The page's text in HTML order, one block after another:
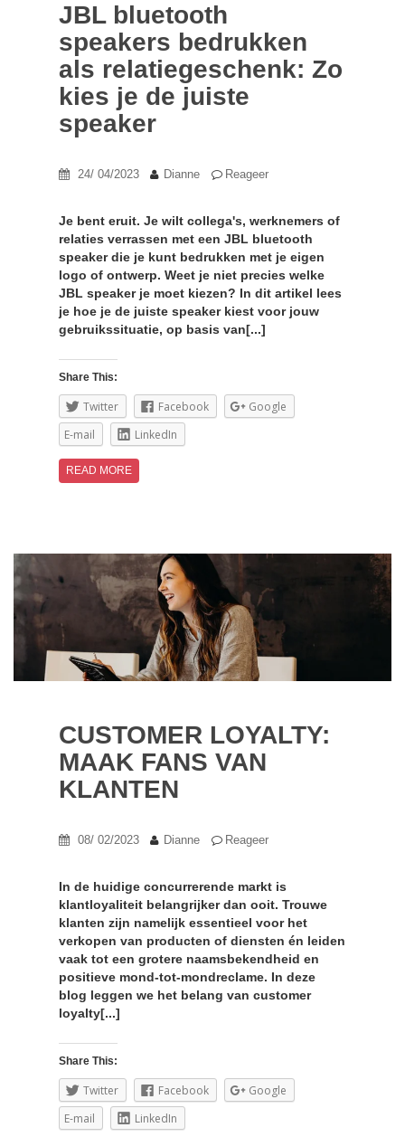
JBL bluetooth
speakers bedrukken
als relatiegeschenk: Zo
kies je de juiste
speaker
24/ 04/2023 Dianne Reageer
Je bent eruit. Je wilt collega's, werknemers of
relaties verrassen met een JBL bluetooth
speaker die je kunt bedrukken met je eigen
logo of ontwerp. Weet je niet precies welke
JBL speaker je moet kiezen? In dit artikel lees
je hoe je de juiste speaker kiest voor jouw
gebruikssituatie, op basis van[...]
Share This:
Twitter Facebook
Google
E-mail
LinkedIn
READ MORE
CUSTOMER LOYALTY:
MAAK FANS VAN
KLANTEN
08/ 02/2023 Dianne Reageer
In de huidige concurrerende markt is
klantloyaliteit belangrijker dan ooit. Trouwe
klanten zijn namelijk essentieel voor het
verkopen van producten of diensten én leiden
vaak tot een grotere naamsbekendheid en
positieve mond-tot-mondreclame. In deze
blog leggen we het belang van customer
loyalty[...]
Share This:
Twitter Facebook
Google
E-mail
LinkedIn